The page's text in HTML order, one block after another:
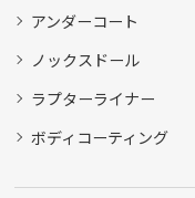
アンダーコート
ノックスドール
ラプターライナー
ボディコーティング